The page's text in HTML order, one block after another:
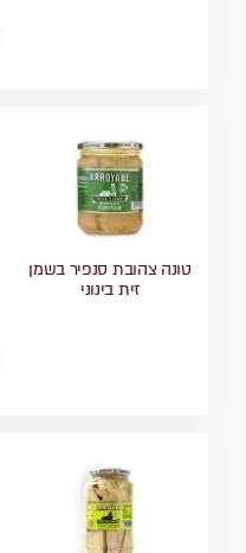
טונה צהובת סנפיר בשמן
זית בינוני